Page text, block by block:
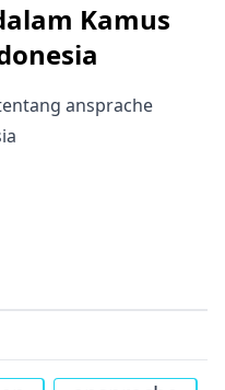
Kamus
ansprache